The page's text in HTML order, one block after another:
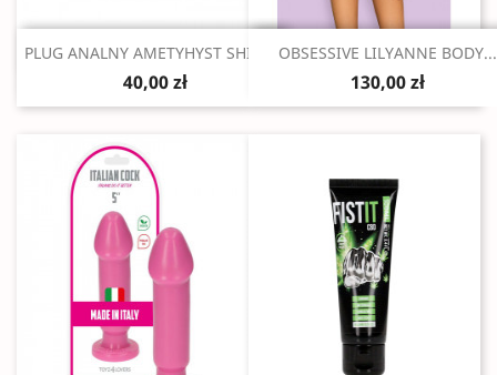
Szybki podgląd
PLUG ANALNY AMETYHYST SHINE S
40,00 zł
Szybki podgląd
OBSESSIVE LILYANNE BODY...
130,00 zł